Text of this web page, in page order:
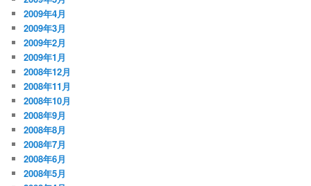
2009年4月
2009年3月
2009年2月
2009年1月
2008年12月
2008年11月
2008年10月
2008年9月
2008年8月
2008年7月
2008年6月
2008年5月